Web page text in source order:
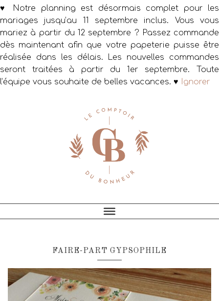
♥ Notre planning est désormais complet pour les
mariages jusqu’au 11 septembre inclus. Vous vous
mariez à partir du 12 septembre ? Passez commande
dès maintenant afin que votre papeterie puisse être
réalisée dans les délais. Les nouvelles commandes
seront traitées à partir du 1er septembre. Toute
l’équipe vous souhaite de belles vacances. ♥
Ignorer
FAIRE-PART GYPSOPHILE